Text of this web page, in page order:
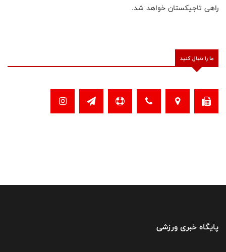
راهی تاجیکستان خواهد شد.
ما را دنبال کنید
پایگاه خبری ورزشی